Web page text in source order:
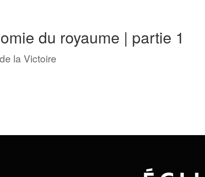
du royaume | partie 1
la Victoire